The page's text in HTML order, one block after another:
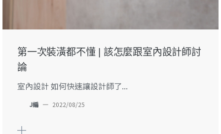
第一次裝潢都不懂 | 該怎麼跟室內設計師討
論
室內設計 如何快速讓設計師了...
J編 — 2022/08/25